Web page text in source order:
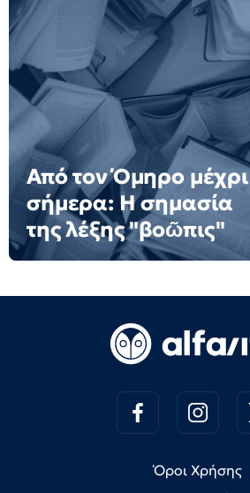
Από τον Όμηρο μέχρι
σήμερα: Η σημασία
της λέξης "βοῶπις"
Όροι Χρήσης